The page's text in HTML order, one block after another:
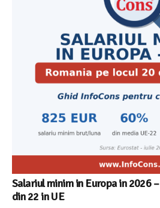
Salariul minim in Europa in 2026
din 22 in UE